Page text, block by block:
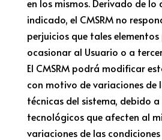
en los mismos. Derivado de
indicado, el CMSRM no
perjuicios que tales
ocasionar al Usuario o a
El CMSRM podrá modificar
con motivo de variaciones de
técnicas del sistema, debido
tecnológicos que afecten al
variaciones de las